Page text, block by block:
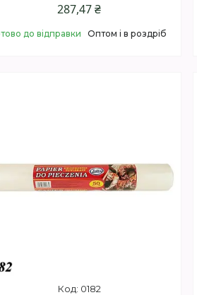
287,47 ₴
до відправки Оптом і в роздріб
0182